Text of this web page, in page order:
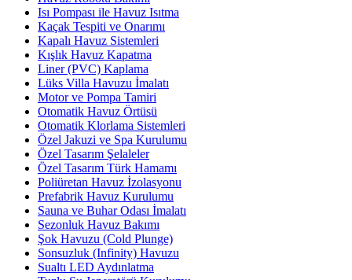
Isı Pompası ile Havuz Isıtma
Kaçak Tespiti ve Onarımı
Kapalı Havuz Sistemleri
Kışlık Havuz Kapatma
Liner (PVC) Kaplama
Lüks Villa Havuzu İmalatı
Motor ve Pompa Tamiri
Otomatik Havuz Örtüsü
Otomatik Klorlama Sistemleri
Özel Jakuzi ve Spa Kurulumu
Özel Tasarım Şelaleler
Özel Tasarım Türk Hamamı
Poliüretan Havuz İzolasyonu
Prefabrik Havuz Kurulumu
Sauna ve Buhar Odası İmalatı
Sezonluk Havuz Bakımı
Şok Havuzu (Cold Plunge)
Sonsuzluk (Infinity) Havuzu
Sualtı LED Aydınlatma